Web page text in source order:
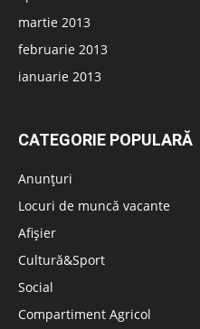
martie 2013
februarie 2013
ianuarie 2013
CATEGORIE POPULARĂ
Anunțuri
Locuri de muncă vacante
Afișier
Cultură&Sport
Social
Compartiment Agricol